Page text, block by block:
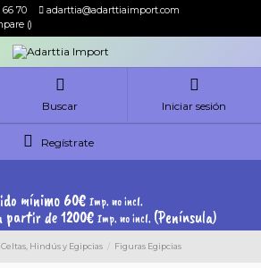
66 70
adarttia@adarttiaimport.com
()
Buscar Iniciar sesión
Regístrate
mínimo 60€ Imp. no incl.
partir de 1200€ Imp. no incl. (Península)
Celtas, Hindús y Egipcias Figuras Egipcias